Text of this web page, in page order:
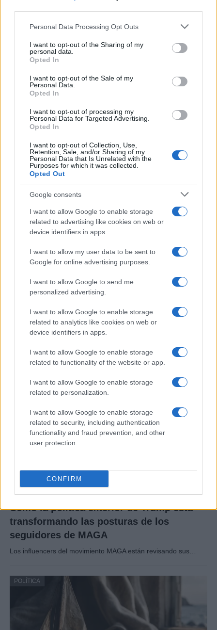
Please note that this website/app uses one or more Google
not limited to your visit or usage behaviour. You may click to
grant or deny consent to Google and its third-party tags to
use your data for below specified purposes in below Google
consent section.
Personal Data Processing Opt Outs
I want to opt-out of the Sharing of my
personal data.
Opted In
I want to opt-out of the Sale of my
Personal Data.
Opted In
I want to opt-out of processing my
Personal Data for Targeted Advertising.
Opted In
I want to opt-out of Collection, Use,
Retention, Sale, and/or Sharing of my
Personal Data that Is Unrelated with the
Purposes for which it was collected.
Opted Out
Google consents
I want to allow Google to enable storage
related to advertising like cookies on web or
device identifiers in apps.
I want to allow my user data to be sent to
Google for online advertising purposes.
I want to allow Google to send me
personalized advertising.
I want to allow Google to enable storage
related to analytics like cookies on web or
device identifiers in apps.
I want to allow Google to enable storage
related to functionality of the website or app.
I want to allow Google to enable storage
related to personalization.
I want to allow Google to enable storage
related to security, including authentication
functionality and fraud prevention, and other
user protection.
CONFIRM
Análisis de la crisis migratoria en Ceuta y
las críticas internacionales a Pedro
Sánchez
La crisis migratoria en Ceuta ha generado fuertes…
POLÍTICA
El impacto de la iniciativa de Gabriel
Gabriel Rufián ha logrado captar la atención mediática…
POLÍTICA
Cómo la política exterior de Trump está
transformando las posturas de los
seguidores de MAGA
Los influencers del movimiento MAGA están revisando sus…
POLÍTICA